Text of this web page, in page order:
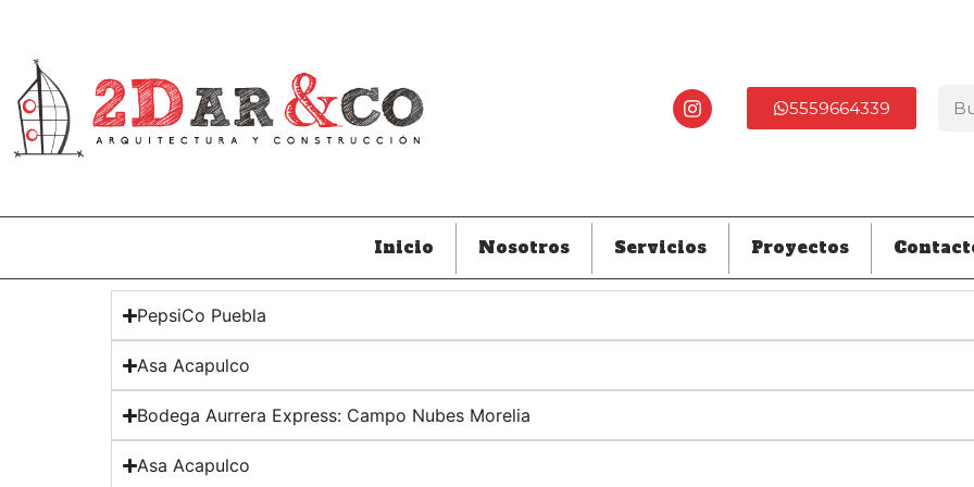
5559664339
Inicio Nosotros Servicios Proyectos
PepsiCo Puebla
Asa Acapulco
Bodega Aurrera Express: Campo Nubes Morelia
Asa Acapulco